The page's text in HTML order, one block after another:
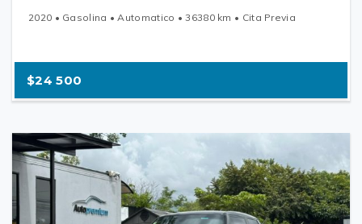
2020 • Gasolina • Automatico • 36380 km • Cita Previa
$24 500